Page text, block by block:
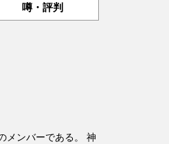
噂・評判
メンバーである。 神